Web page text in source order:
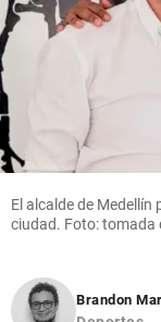
El alcalde de
ciudad. Foto: tomada
Brandon